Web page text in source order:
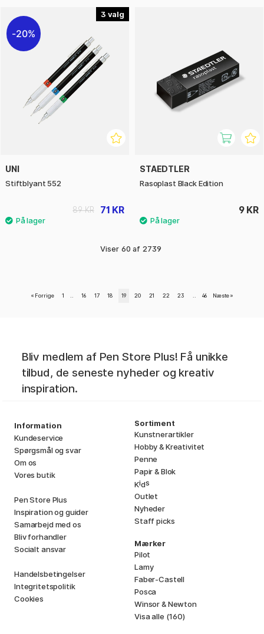
3
20%
UNI
Stiftblyant 552
71 KR
89 KR
STAEDTLER
Rasoplast Black Edition
9 KR
Viser 60 af 2739
« Forrige 1 16 17 18 19 20 21 22 23 46 Næste »
Bliv medlem af Pen Store Plus! Få unikke
tilbud, de seneste nyheder og kreativ
inspiration.
Information
Kundeservice
Spørgsmål og svar
Om os
Vores butik
Pen Store Plus
Inspiration og guider
Samarbejd med os
Bliv forhandler
Socialt ansvar
Handelsbetingelser
Integritetspolitik
Cookies
Sortiment
Kunstnerartikler
Hobby & Kreativitet
Penne
Papir & Blok
Kids
Outlet
Nyheder
Staff picks
Mærker
Pilot
Lamy
Faber-Castell
Posca
Winsor & Newton
Visa alle (160)